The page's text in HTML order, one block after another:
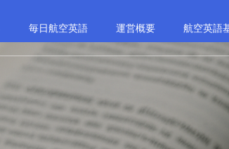
毎日航空英語 運営概要 航空英語